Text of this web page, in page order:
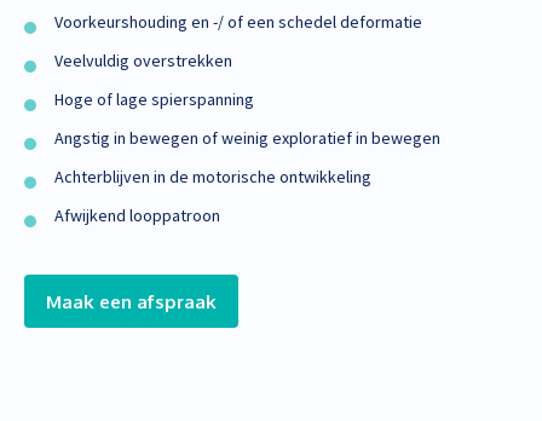
Voorkeurshouding en -/ of een schedel deformatie
Veelvuldig overstrekken
Hoge of lage spierspanning
Angstig in bewegen of weinig exploratief in bewegen
Achterblijven in de motorische ontwikkeling
Afwijkend looppatroon
Maak een afspraak